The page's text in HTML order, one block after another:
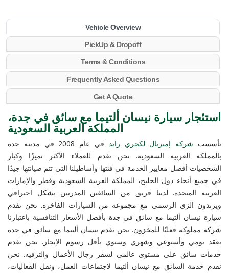
Vehicle Overview
PickUp & Dropoff
Terms & Conditions
Frequently Asked Questions
Get A Quote
استئجار سيارة نيسان ألتيما مع سائق في جدة،
المملكة العربية السعودية
تأسست شركة إمبريال لكجري رايد
في عام 2008 في مدينة جدة
بالمملكة العربية السعودية. نحن نقدم للعملاء الأكثر تميزًا وكبار
الشخصيات أفضل معايير الخدمة في فئتها وأساطيلنا التي تتم صيانتها جيدًا
في جميع أنحاء دول الخليج، المملكة العربية السعودية وقطر والإمارات
العربية المتحدة. لدينا فريق من السائقين المدربين بشكل احترافي
ويرتدون الزي الرسمي مع مجموعة من السيارات الفاخرة. نحن نقدم
سيارة نيسان ألتيما مع سائق في جدة بأفضل الأسعار التنافسية باعتبارنا
شركة مملوكة فعليًا للمخزون. نحن نقدم نيسان ألتيما مع سائق في جدة
بعقد يومي وأسبوعي وشهري وسنوي بأقل رسوم الإيجار. نحن نقدم
خدمات سائق على مستوى عالمي لسفر رجال الأعمال والترفيه. نحن
نقدم خدمة السائق مع نيسان ألتيما لاجتماعات العمل، ونقل الفعاليات،